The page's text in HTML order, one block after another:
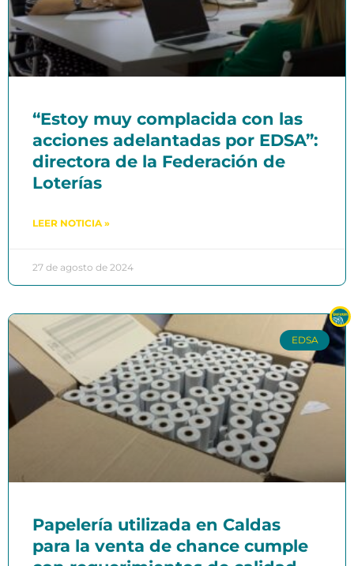
“Estoy muy complacida con las
acciones adelantadas por EDSA”:
directora de la Federación de
Loterías
LEER NOTICIA »
27 de agosto de 2024
EDSA
Papelería utilizada en Caldas
para la venta de chance cumple